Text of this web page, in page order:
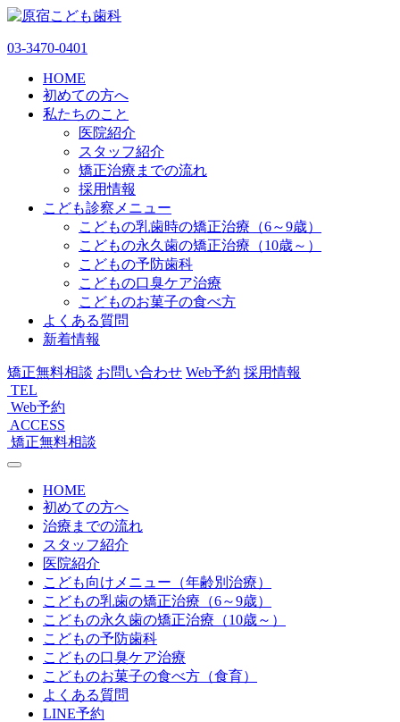
03-3470-0401
HOME
初めての方へ
私たちのこと
医院紹介
スタッフ紹介
矯正治療までの流れ
採用情報
こども診察メニュー
こどもの乳歯時の矯正治療（6～9歳）
こどもの永久歯の矯正治療（10歳～）
こどもの予防歯科
こどもの口臭ケア治療
こどものお菓子の食べ方
よくある質問
新着情報
矯正無料相談 お問い合わせ Web予約 採用情報
TEL
Web予約
ACCESS
矯正無料相談
HOME
初めての方へ
治療までの流れ
スタッフ紹介
医院紹介
こども向けメニュー（年齢別治療）
こどもの乳歯の矯正治療（6～9歳）
こどもの永久歯の矯正治療（10歳～）
こどもの予防歯科
こどもの口臭ケア治療
こどものお菓子の食べ方（食育）
よくある質問
LINE予約